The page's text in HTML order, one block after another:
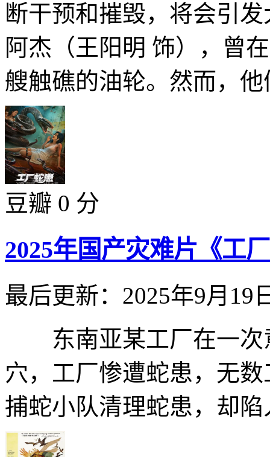
断干预和摧毁，将会引
阿杰（王阳明 饰），曾
艘触礁的油轮。然而，
豆瓣 0 分
2025年国产灾难片《工
最后更新：2025年9月19
东南亚某工厂在一次
穴，工厂惨遭蛇患，无
捕蛇小队清理蛇患，却